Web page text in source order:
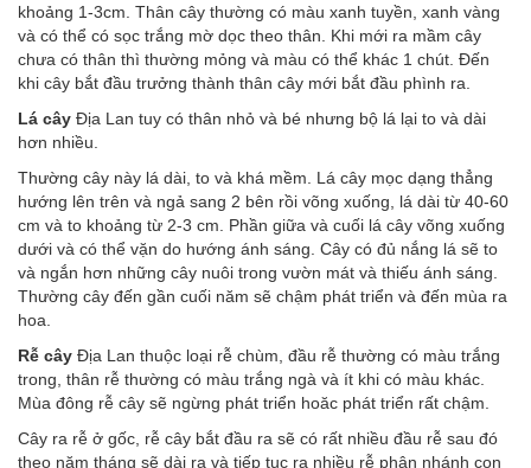
khoảng 1-3cm. Thân cây thường có màu xanh tuyền, xanh vàng
và có thể có sọc trắng mờ dọc theo thân. Khi mới ra mầm cây
chưa có thân thì thường mỏng và màu có thể khác 1 chút. Đến
khi cây bắt đầu trưởng thành thân cây mới bắt đầu phình ra.
Lá cây Địa Lan tuy có thân nhỏ và bé nhưng bộ lá lại to và dài
hơn nhiều.
Thường cây này lá dài, to và khá mềm. Lá cây mọc dạng thẳng
hướng lên trên và ngả sang 2 bên rồi võng xuống, lá dài từ 40-60
cm và to khoảng từ 2-3 cm. Phần giữa và cuối lá cây võng xuống
dưới và có thể vặn do hướng ánh sáng. Cây có đủ nắng lá sẽ to
và ngắn hơn những cây nuôi trong vườn mát và thiếu ánh sáng.
Thường cây đến gần cuối năm sẽ chậm phát triển và đến mùa ra
hoa.
Rễ cây Địa Lan thuộc loại rễ chùm, đầu rễ thường có màu trắng
trong, thân rễ thường có màu trắng ngà và ít khi có màu khác.
Mùa đông rễ cây sẽ ngừng phát triển hoăc phát triển rất chậm.
Cây ra rễ ở gốc, rễ cây bắt đầu ra sẽ có rất nhiều đầu rễ sau đó
theo năm tháng sẽ dài ra và tiếp tục ra nhiều rễ phân nhánh con